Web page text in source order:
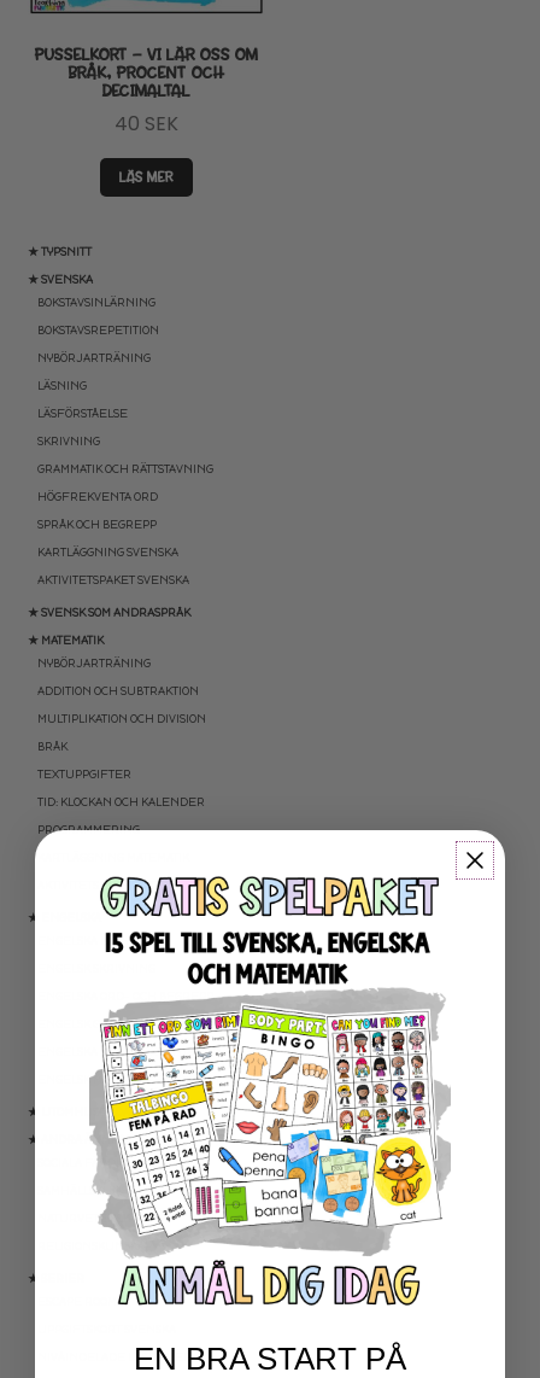
★ TYPSNITT
★ SVENSKA
BOKSTAVSINLÄRNING
BOKSTAVSREPETITION
NYBÖRJARTRÄNING
LÄSNING
LÄSFÖRSTÅELSE
SKRIVNING
GRAMMATIK OCH RÄTTSTAVNING
HÖGFREKVENTA ORD
SPRÅK OCH BEGREPP
KARTLÄGGNING SVENSKA
AKTIVITETSPAKET SVENSKA
★ SVENSK SOM ANDRASPRÅK
★ MATEMATIK
NYBÖRJARTRÄNING
ADDITION OCH SUBTRAKTION
MULTIPLIKATION OCH DIVISION
BRÅK
TEXTUPPGIFTER
TID: KLOCKAN OCH KALENDER
PROGRAMMERING
AKTIVITETSPAKET MATEMATIK
★ ENGELSKA
ENGELSKA LÄSNING
ENGELSKA ORD- OCH BEGREPP
ENGELSK GRAMATIK
ENGELSKA HÖGFREKVENTA ORD
ENGELSK MUNTLIGA FÄRDIGHET
★ UTOMHUSPEDAGOGIK
★ ANDRA ÄMNEN
SOCIALA FÄRDIGHETER
SAMHÄLLSKUNSKAP
NATURVETENSKAP
RELIGIONSKUNSKAP
★ SERIER
ESCAPE ROOMS
NIVÅINDELADE LÄSTEXTER
PUSSELKORT – VI LÄR OSS OM
BRÅK, PROCENT OCH
DECIMALTAL
40 SEK
LÄS MER
EN BRA START PÅ